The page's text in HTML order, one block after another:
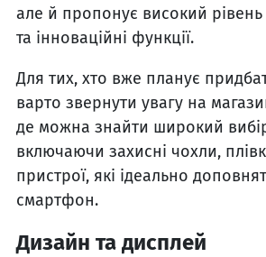
але й пропонує високий рівень
та інноваційні функції.
Для тих, хто вже планує
варто звернути увагу на
де можна знайти широкий
включаючи захисні чохли,
пристрої, які ідеально
смартфон.
Дизайн та дисплей